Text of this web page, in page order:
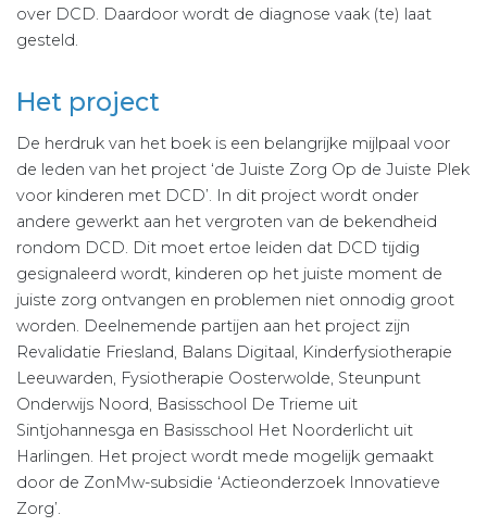
over DCD. Daardoor wordt de diagnose vaak (te) laat
gesteld.
Het project
De herdruk van het boek is een belangrijke mijlpaal voor
de leden van het project ‘de Juiste Zorg Op de Juiste Plek
voor kinderen met DCD’. In dit project wordt onder
andere gewerkt aan het vergroten van de bekendheid
rondom DCD. Dit moet ertoe leiden dat DCD tijdig
gesignaleerd wordt, kinderen op het juiste moment de
juiste zorg ontvangen en problemen niet onnodig groot
worden. Deelnemende partijen aan het project zijn
Revalidatie Friesland, Balans Digitaal, Kinderfysiotherapie
Leeuwarden, Fysiotherapie Oosterwolde, Steunpunt
Onderwijs Noord, Basisschool De Trieme uit
Sintjohannesga en Basisschool Het Noorderlicht uit
Harlingen. Het project wordt mede mogelijk gemaakt
door de ZonMw-subsidie ‘Actieonderzoek Innovatieve
Zorg’.